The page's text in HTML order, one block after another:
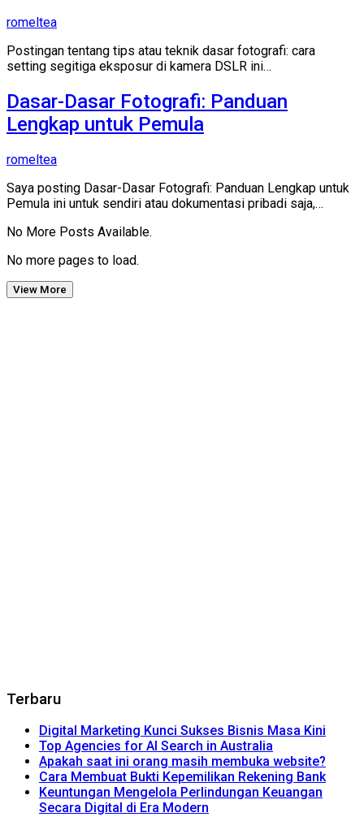
romeltea
Postingan tentang tips atau teknik dasar fotografi: cara
setting segitiga eksposur di kamera DSLR ini…
Dasar-Dasar Fotografi: Panduan
Lengkap untuk Pemula
romeltea
Saya posting Dasar-Dasar Fotografi: Panduan Lengkap untuk
Pemula ini untuk sendiri atau dokumentasi pribadi saja,…
No More Posts Available.
No more pages to load.
View More
Terbaru
Digital Marketing Kunci Sukses Bisnis Masa Kini
Top Agencies for AI Search in Australia
Apakah saat ini orang masih membuka website?
Cara Membuat Bukti Kepemilikan Rekening Bank
Keuntungan Mengelola Perlindungan Keuangan
Secara Digital di Era Modern